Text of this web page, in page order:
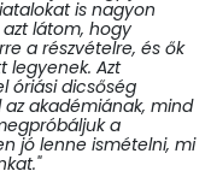
is nagyon
látom, hogy
a részvételre, és ők
legyenek. Azt
óriási dicsőség
akadémiának, mind
a
jó lenne ismételni, mi